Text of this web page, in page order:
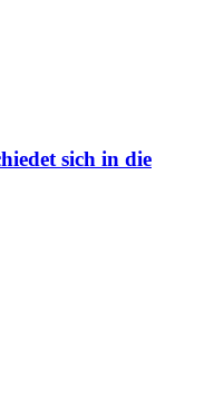
sich in die